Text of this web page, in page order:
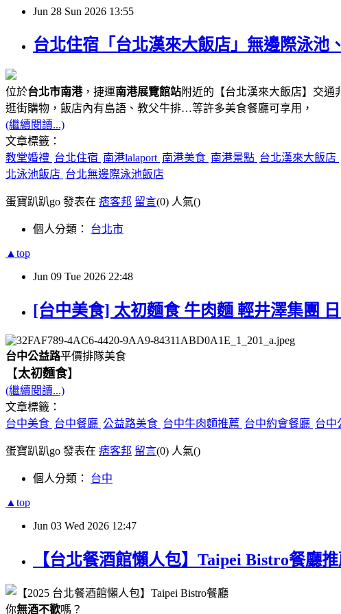
Jun 28 Sun 2026 13:55
台北住宿「台北漢來大飯店」無邊際泳池
位於台北市南港，捷運南港展覽館站附近的【台北漢來大飯店】交
逛街購物，飯店內有島語、教父牛排…等許多美食餐廳可享用，
(繼續閱讀...)
文章標籤：
教堂婚禮 台北住宿 南港lalaport 南港美食 南港景點 台北漢來大飯店
北泳池飯店 台北無邊際泳池飯店
蛋寶趴趴go 發表在 痞客邦 留言(0) 人氣()
個人分類： 台北市
▲top
Jun 09 Tue 2026 22:48
[台中美食] 太初麵食 牛肉麵 輕井澤集團
台中公益路平價排隊美食
【太初麵食】
(繼續閱讀...)
文章標籤：
台中美食 台中餐廳 公益路美食 台中牛肉麵推薦 台中約會餐廳 台中
蛋寶趴趴go 發表在 痞客邦 留言(0) 人氣()
個人分類： 台中
▲top
Jun 03 Wed 2026 12:47
【台北餐酒館懶人包】Taipei Bistro餐廳
你無酒不歡嗎？